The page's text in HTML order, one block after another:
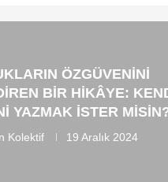
ÖZGÜVENINI
BIR HIKÂYE:
YAZMAK İSTER
Kolektif 19 Aralık 2024